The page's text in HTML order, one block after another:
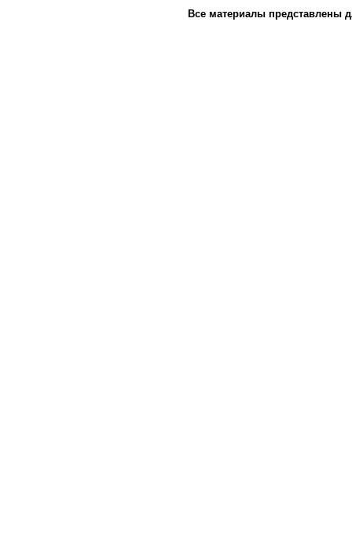
Все материалы представлены